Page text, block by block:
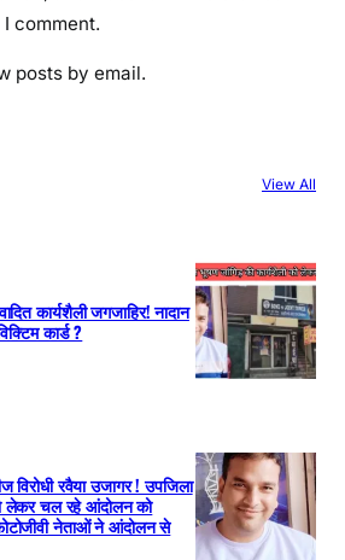
comment.
posts by email.
View All
कार्यशैली जगजाहिर! नादान
कार्ड ?
विरोधी रवैया उजागर ! उपजिला
लेकर चल रहे आंदोलन को
नेताओं ने आंदोलन से